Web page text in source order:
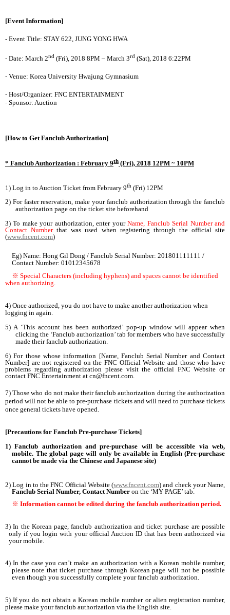
[Event Information]
- Event Title: STAY 622, JUNG YONG HWA
- Date: March 2nd (Fri), 2018 8PM – March 3rd (Sat), 2018 6:22PM
- Venue: Korea University Hwajung Gymnasium
- Host/Organizer: FNC ENTERTAINMENT
- Sponsor: Auction
[How to Get Fanclub Authorization]
* Fanclub Authorization : February 9th (Fri), 2018 12PM ~ 10PM
1) Log in to Auction Ticket from February 9th (Fri) 12PM
2) For faster reservation, make your fanclub authorization through the fanclub
authorization page on the ticket site beforehand
3) To make your authorization, enter yourName, Fanclub Serial Number and
Contact Numberthat was used when registering through the official site
(www.fncent.com)
Eg) Name: Hong Gil Dong / Fanclub Serial Number: 201801111111 /
Contact Number: 01012345678
※Special Characters (including hyphens) and spaces cannot be identified
when authorizing.
4) Once authorized, you do not have to make another authorization when
logging in again.
5) A ‘This account has been authorized’ pop-up window will appear when
clicking the ‘Fanclub authorization’ tab for members who have successfully
made their fanclub authorization.
6) For those whose information [Name, Fanclub Serial Number and Contact
Number] are not registered on the FNC Official Website and those who have
problems regarding authorization please visit the official FNC Website or
contact FNC Entertainment at cn@fncent.com
7) Those who do not make their fanclub authorization during the authorization
period will not be able to pre-purchase tickets and will need to purchase tickets
once general tickets have opened.
[Precautions for Fanclub Pre-purchase Tickets]
1) Fanclub authorization and pre-purchase will be accessible via web,
mobile. The global page will only be available in English (Pre-purchase
cannot be made via the Chinese and Japanese site)
2) Log in to the FNC Official Website (www.fncent.com) and check your Name,
Fanclub Serial Number, Contact Numberon the ‘MY PAGE’ tab.
※Information cannot be edited during the fanclub authorization period.
3) In the Korean page, fanclub authorization and ticket purchase are possible
only if you login with your official Auction ID that has been authorized via
your mobile.
4) In the case you can’t make an authorization with a Korean mobile number,
please note that ticket purchase through Korean page will not be possible
even though you successfully complete your fanclub authorization.
5) If you do not obtain a Korean mobile number or alien registration number,
please make your fanclub authorization via the English site.